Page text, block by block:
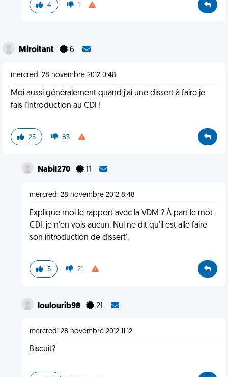
4 1
Miroitant 6
mercredi 28 novembre 2012 0:48
Moi aussi généralement quand j'ai une dissert à faire je
fais l'introduction au CDI !
25 83
Nabil270 11
mercredi 28 novembre 2012 8:48
Explique moi le rapport avec la VDM ? À part le mot
CDI, je n'en vois aucun. Nul ne dit qu'il est allé faire
son introduction de dissert'.
5 21
loulourib98 21
mercredi 28 novembre 2012 11:12
Biscuit?